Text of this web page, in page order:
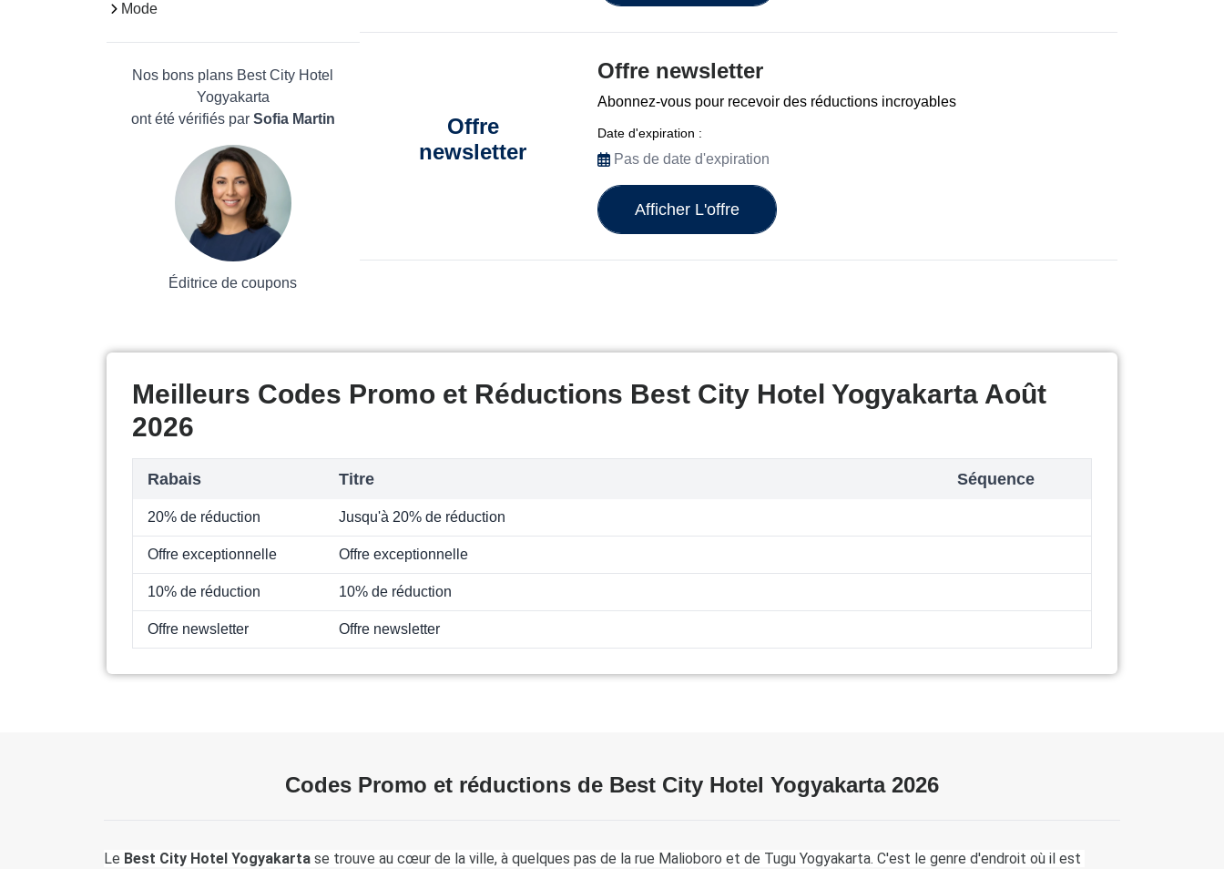
Mode
Nos bons plans Best City Hotel
Yogyakarta
ont été vérifiés par Sofia Martin
Éditrice de coupons
Offre
newsletter
Offre newsletter
Abonnez-vous pour recevoir des réductions incroyables
Date d'expiration :
Pas de date d'expiration
Afficher L'offre
Meilleurs Codes Promo et Réductions Best City Hotel Yogyakarta Août
2026
Rabais Titre Séquence
20% de réduction Jusqu'à 20% de réduction
Offre exceptionnelle Offre exceptionnelle
10% de réduction 10% de réduction
Offre newsletter Offre newsletter
Codes Promo et réductions de Best City Hotel Yogyakarta 2026
Le Best City Hotel Yogyakarta se trouve au cœur de la ville, à quelques pas de la rue Malioboro et de Tugu Yogyakarta. C'est le genre d'endroit où il est